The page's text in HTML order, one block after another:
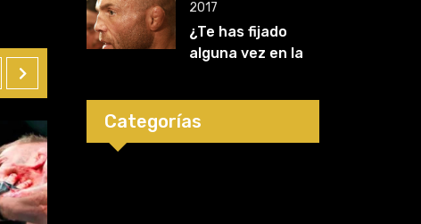
2017
¿Te has fijado
alguna vez en las
luchadores?
Categorías